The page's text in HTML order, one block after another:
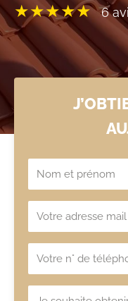
★★★★★ 6